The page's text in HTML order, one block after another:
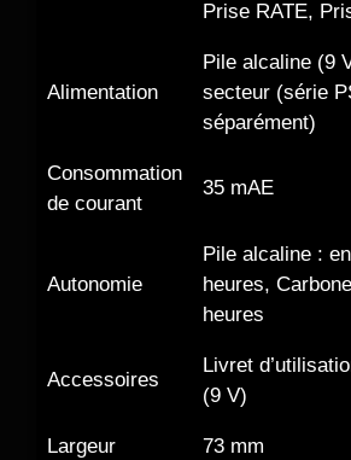
Prise RATE,
Alimentation
Pile alcaline (9
secteur (série
séparément)
Consommation
de courant
35 mAE
Autonomie
Pile alcaline :
heures,
heures
Accessoires
Livret
(9 V)
Largeur 73 mm